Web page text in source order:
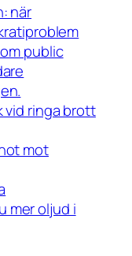
när
public
vid ringa brott
mot
mer oljud i